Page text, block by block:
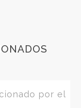
por el